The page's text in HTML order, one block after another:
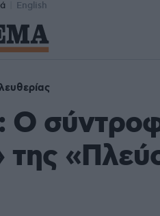
English
Ο
της